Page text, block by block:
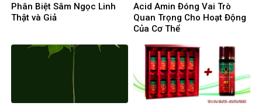
Phân Biệt Sâm Ngọc Linh
Thật và Giả
Acid Amin Đóng Vai Trò
Quan Trọng Cho Hoạt Động
Của Cơ Thể